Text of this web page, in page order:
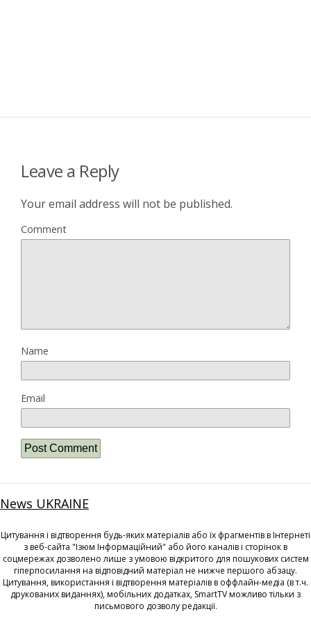
Leave a Reply
Your email address will not be published.
Comment
Name
Email
News UKRAINE
Цитування і відтворення будь-яких матеріалів або їх фрагментів в Інтернеті
з веб-сайта "Ізюм Інформаційний" або його каналів і сторінок в
соцмережах дозволено лише з умовою відкритого для пошукових систем
гіперпосилання на відповідний матеріал не нижче першого абзацу.
Цитування, використання і відтворення матеріалів в оффлайн-медіа (в т.ч.
друкованих виданнях), мобільних додатках, SmartTV можливо тільки з
письмового дозволу редакції.